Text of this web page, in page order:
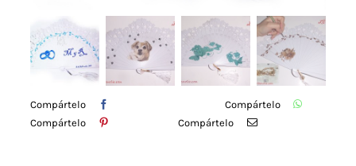
Detalles
Acuarelas
Cursos
Compártelo
Compártelo
Compártelo
Compártelo